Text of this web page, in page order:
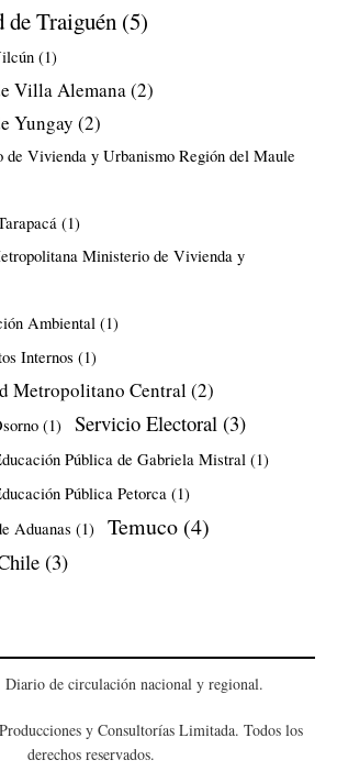
Traiguén (5)
(1)
Villa Alemana(2)
Yungay (2)
Vivienda y Urbanismo Región del Maule
(1)
Ministerio de Vivienda y
Ambiental (1)
Internos (1)
Metropolitano Central(2)
(1) Servicio Electoral (3)
Pública de Gabriela Mistral (1)
Pública Petorca (1)
Aduanas (1) Temuco (4)
(3)
Diario de circulación nacional y regional.
y Consultorías Limitada. Todos los
derechos reservados.